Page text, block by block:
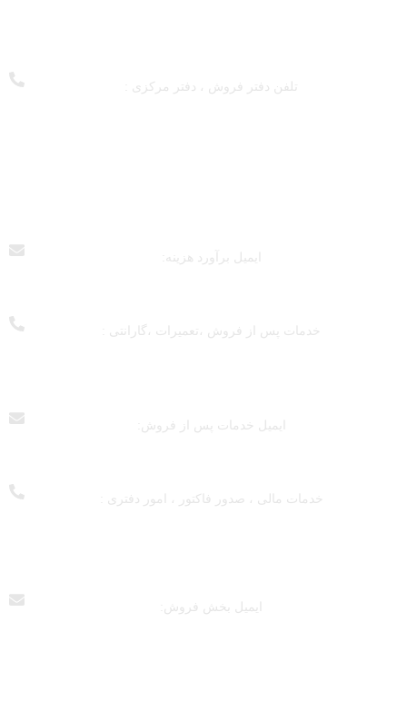
تلفن دفتر فروش ، دفتر مرکزی :
ایمیل برآورد هزینه:
خدمات پس از فروش ،تعمیرات ،گارانتی :
ایمیل خدمات پس از فروش:
خدمات مالی ، صدور فاکتور ، امور دفتری :
ایمیل بخش فروش: